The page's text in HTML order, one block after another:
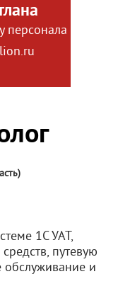
персонала
1С УАТ,
путевую
обслуживание и